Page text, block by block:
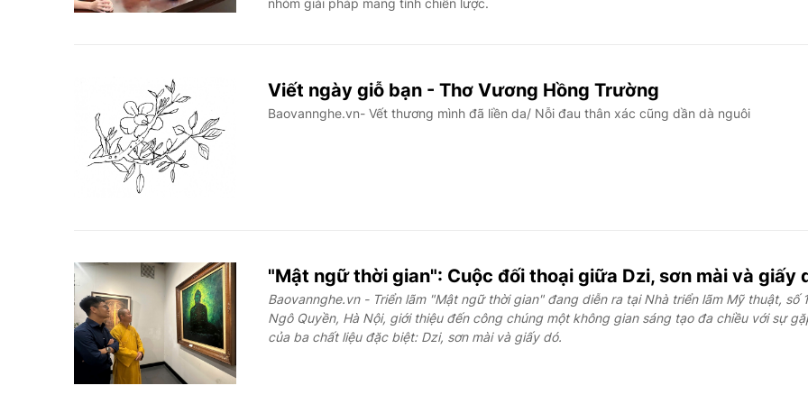
nhóm giải pháp mang tính chiến lược.
Viết ngày giỗ bạn - Thơ Vương Hồng Trường
Baovannghe.vn- Vết thương mình đã liền da/ Nỗi đau thân xác cũng dần dà nguôi
"Mật ngữ thời gian": Cuộc đối thoại giữa Dzi, sơn mài và giấy
Baovannghe.vn - Triển lãm "Mật ngữ thời gian" đang diễn ra tại Nhà triển lãm Mỹ thuật, số
Ngô Quyền, Hà Nội, giới thiệu đến công chúng một không gian sáng tạo đa chiều với sự
của ba chất liệu đặc biệt: Dzi, sơn mài và giấy dó.